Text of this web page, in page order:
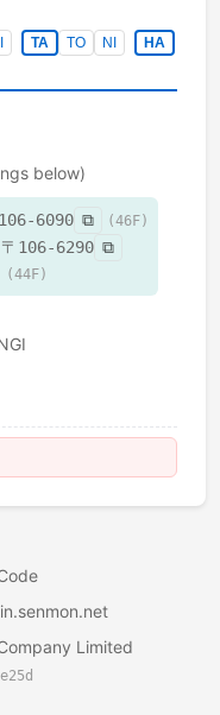
TA TO NI
HA
below)
106-6090 ⧉ (46F)
〒 106-6290 ⧉
(44F)
Limited